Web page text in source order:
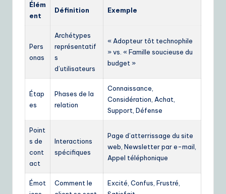
Élém
ent
Définition Exemple
Pers
onas
Archétypes
représentatif
s
d’utilisateurs
« Adopteur tôt technophile
» vs. « Famille soucieuse du
budget »
Étap
es
Phases de la
relation
Connaissance,
Considération, Achat,
Support, Défense
Point
s de
cont
act
Interactions
spécifiques
Page d’atterrissage du site
web, Newsletter par e-mail,
Appel téléphonique
Émot
Comment le
Excité, Confus, Frustré,